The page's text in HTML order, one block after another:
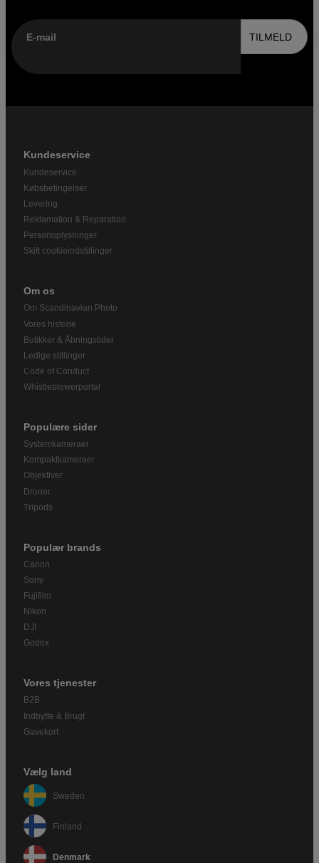
E-mail TILMELD
Kundeservice
Kundeservice
Købsbetingelser
Levering
Reklamation & Reparation
Personoplysninger
Skift cookieindstillinger
Om os
Om Scandinavian Photo
Vores historie
Butikker & Åbningstider
Ledige stillinger
Code of Conduct
Whistleblowerportal
Populære sider
Systemkameraer
Kompaktkameraer
Objektiver
Droner
Tripods
Populær brands
Canon
Sony
Fujifilm
Nikon
DJI
Godox
Vores tjenester
B2B
Indbytte & Brugt
Gavekort
Vælg land
Sweden
Finland
Denmark